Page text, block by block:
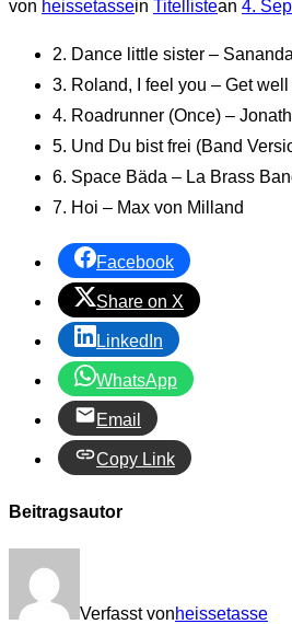
umschalten
von heissetassein Titellistean 4.
2. Dance little sister –
3. Roland, I feel you – Get well
4. Roadrunner (Once) –
5. Und Du bist frei (Band
6. Space Bäda – La Brass
7. Hoi – Max von Milland
Facebook
Share on X
LinkedIn
WhatsApp
Email
Copy Link
Beitragsautor
Verfasst vonheissetasse